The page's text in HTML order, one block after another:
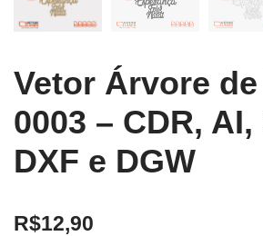
Vetor Árvore
0003 – CDR, AI,
DXF e DGW
R$12,90